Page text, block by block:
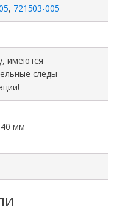
, 721503-005
имеются
следы
мм